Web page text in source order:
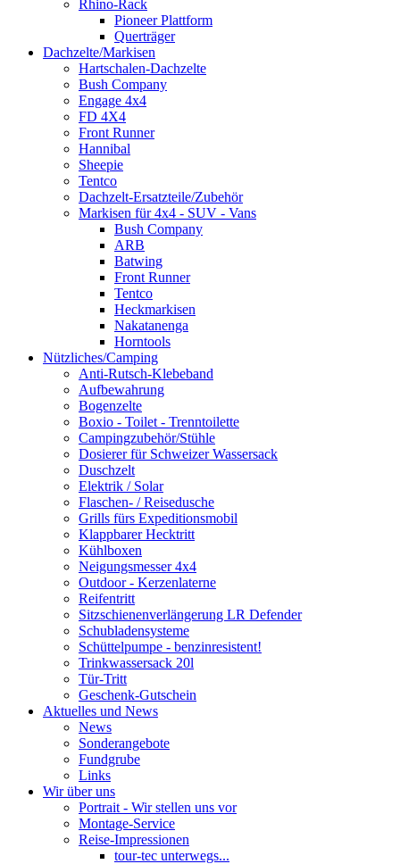
Rhino-Rack
Pioneer Plattform
Querträger
Dachzelte/Markisen
Hartschalen-Dachzelte
Bush Company
Engage 4x4
FD 4X4
Front Runner
Hannibal
Sheepie
Tentco
Dachzelt-Ersatzteile/Zubehör
Markisen für 4x4 - SUV - Vans
Bush Company
ARB
Batwing
Front Runner
Tentco
Heckmarkisen
Nakatanenga
Horntools
Nützliches/Camping
Anti-Rutsch-Klebeband
Aufbewahrung
Bogenzelte
Boxio - Toilet - Trenntoilette
Campingzubehör/Stühle
Dosierer für Schweizer Wassersack
Duschzelt
Elektrik / Solar
Flaschen- / Reisedusche
Grills fürs Expeditionsmobil
Klappbarer Hecktritt
Kühlboxen
Neigungsmesser 4x4
Outdoor - Kerzenlaterne
Reifentritt
Sitzschienenverlängerung LR Defender
Schubladensysteme
Schüttelpumpe - benzinresistent!
Trinkwassersack 20l
Tür-Tritt
Geschenk-Gutschein
Aktuelles und News
News
Sonderangebote
Fundgrube
Links
Wir über uns
Portrait - Wir stellen uns vor
Montage-Service
Reise-Impressionen
tour-tec unterwegs...